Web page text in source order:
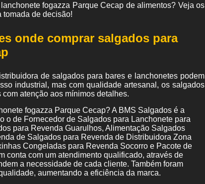
fogazza Parque Cecap de alimentos? Veja os
tomada de decisão!
onde comprar salgados para
de salgados para bares e lanchonetes podem
industrial, mas com qualidade artesanal, os salgados
atenção aos mínimos detalhes.
fogazza Parque Cecap? A BMS Salgados é a
de Fornecedor de Salgados para Lanchonete para
para Revenda Guarulhos, Alimentação Salgados
de Salgados para Revenda de Distribuidora Zona
Congeladas para Revenda Socorro e Pacote de
conta com um atendimento qualificado, através de
a necessidade de cada cliente. Também foram
aumentando a eficiência da marca.